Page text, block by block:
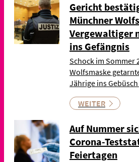
Gericht
Münchner
Vergewaltiger
ins Gefängnis
Schock im Sommer
Wolfsmaske
Jährige ins
WEITER
Auf Nummer
Corona-
Feiertagen